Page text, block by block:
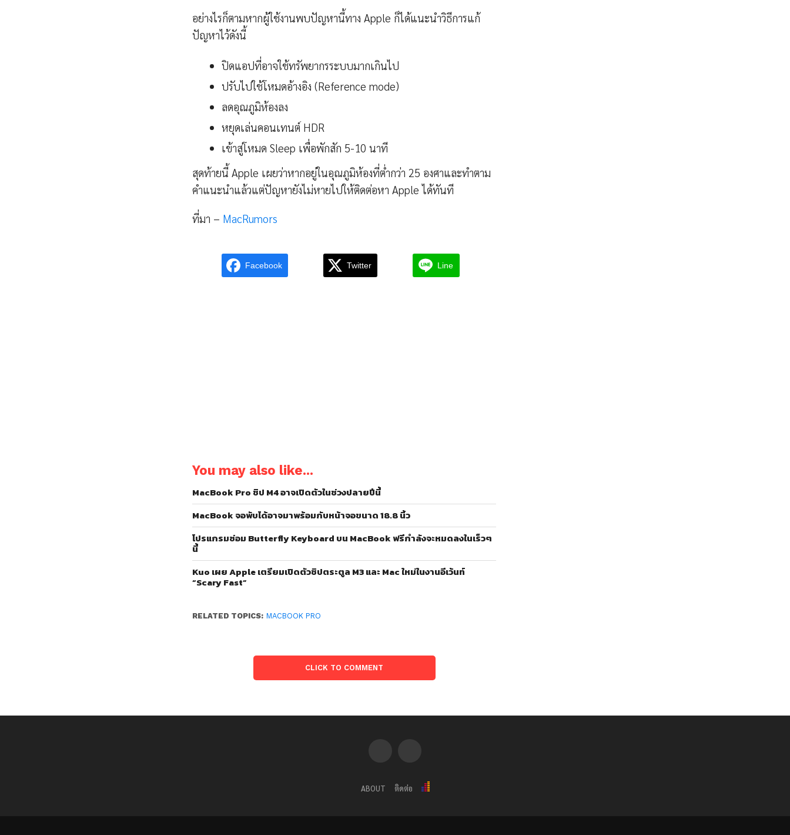
อย่างไรก็ตามหากผู้ใช้งานพบปัญหานี้ทาง Apple ก็ได้แนะนำวิธีการแก้
ปัญหาไว้ดังนี้
ปิดแอปที่อาจใช้ทรัพยากรระบบมากเกินไป
ปรับไปใช้โหมดอ้างอิง (Reference mode)
ลดอุณภูมิห้องลง
หยุดเล่นคอนเทนต์ HDR
เข้าสู่โหมด Sleep เพื่อพักสัก 5-10 นาที
สุดท้ายนี้ Apple เผยว่าหากอยู่ในอุณภูมิห้องที่ต่ำกว่า 25 องศาและทำตาม
คำแนะนำแล้วแต่ปัญหายังไม่หายไปให้ติดต่อหา Apple ได้ทันที
ที่มา – MacRumors
Facebook Twitter Line
You may also like...
MacBook Pro ชิป M4 อาจเปิดตัวในช่วงปลายปีนี้
MacBook จอพับได้อาจมาพร้อมกับหน้าจอขนาด 18.8 นิ้ว
โปรแกรมซ่อม Butterfly Keyboard บน MacBook ฟรีกำลังจะหมดลงในเร็วๆ
นี้
Kuo เผย Apple เตรียมเปิดตัวชิปตระตูล M3 และ Mac ใหม่ในงานอีเว้นท์
“Scary Fast”
RELATED TOPICS: MACBOOK PRO
CLICK TO COMMENT
ABOUT ติดต่อ